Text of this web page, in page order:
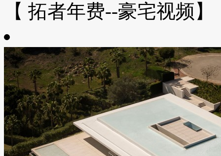
【 拓者年费--豪宅视频】